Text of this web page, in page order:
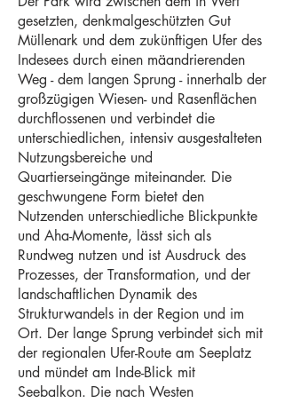
gesetzten, denkmalgeschützten Gut
Müllenark und dem zukünftigen Ufer des
Indesees durch einen mäandrierenden
Weg - dem langen Sprung - innerhalb der
großzügigen Wiesen- und Rasenflächen
durchflossenen und verbindet die
unterschiedlichen, intensiv ausgestalteten
Nutzungsbereiche und
Quartierseingänge miteinander. Die
geschwungene Form bietet den
Nutzenden unterschiedliche Blickpunkte
und Aha-Momente, lässt sich als
Rundweg nutzen und ist Ausdruck des
Prozesses, der Transformation, und der
landschaftlichen Dynamik des
Strukturwandels in der Region und im
Ort. Der lange Sprung verbindet sich mit
der regionalen Ufer-Route am Seeplatz
und mündet am Inde-Blick mit
Seebalkon. Die nach Westen